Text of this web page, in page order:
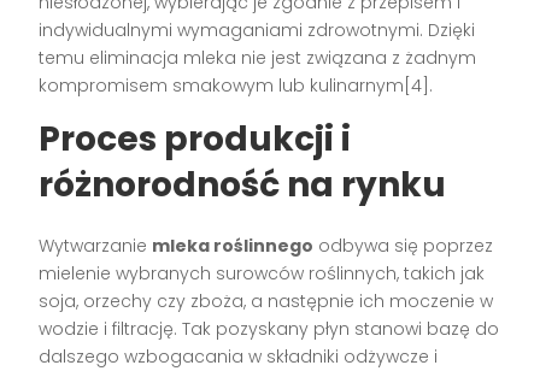
indywidualnymi wymaganiami zdrowotnymi. Dzięki
temu eliminacja mleka nie jest związana z żadnym
kompromisem smakowym lub kulinarnym[4].
Proces produkcji i
różnorodność na rynku
Wytwarzanie mleka roślinnego odbywa się poprzez
mielenie wybranych surowców roślinnych, takich jak
soja, orzechy czy zboża, a następnie ich moczenie w
wodzie i filtrację. Tak pozyskany płyn stanowi bazę do
dalszego wzbogacania w składniki odżywcze i